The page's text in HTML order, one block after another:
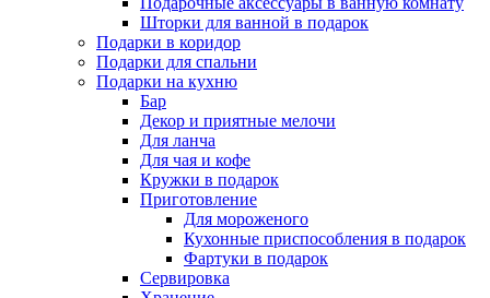
Шторки для ванной в подарок
Подарки в коридор
Подарки для спальни
Подарки на кухню
Бар
Декор и приятные мелочи
Для ланча
Для чая и кофе
Кружки в подарок
Приготовление
Для мороженого
Кухонные приспособления в подарок
Фартуки в подарок
Сервировка